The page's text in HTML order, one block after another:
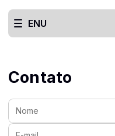
ENU
Contato
Nome:
E-mail: